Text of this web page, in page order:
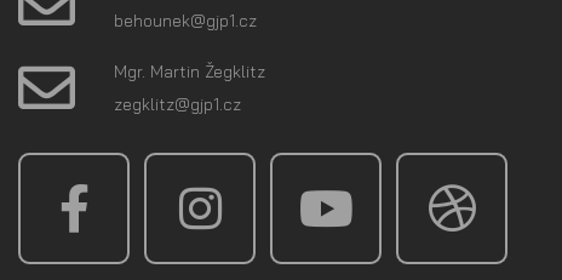
zc.1pjg
@kenuoheb
Mgr. Martin Žegklitz
zc.1pjg
@ztilkgez